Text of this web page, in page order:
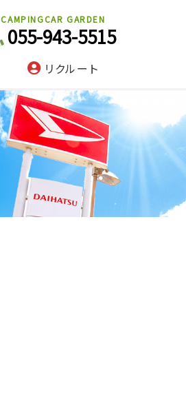
CAMPINGCAR GARDEN
055-943-5515
リクルート